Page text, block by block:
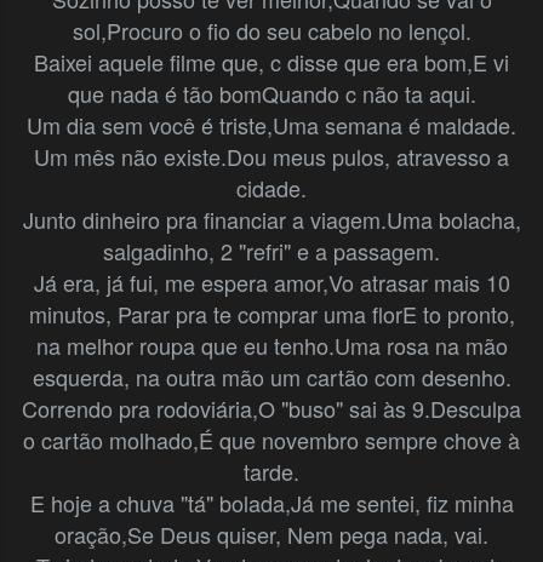
sol,Procuro o fio do seu cabelo no lençol.
Baixei aquele filme que, c disse que era bom,E vi
que nada é tão bomQuando c não ta aqui.
Um dia sem você é triste,Uma semana é maldade.
Um mês não existe.Dou meus pulos, atravesso a
cidade.
Junto dinheiro pra financiar a viagem.Uma bolacha,
salgadinho, 2 "refri" e a passagem.
Já era, já fui, me espera amor,Vo atrasar mais 10
minutos, Parar pra te comprar uma florE to pronto,
na melhor roupa que eu tenho.Uma rosa na mão
esquerda, na outra mão um cartão com desenho.
Correndo pra rodoviária,O "buso" sai às 9.Desculpa
o cartão molhado,É que novembro sempre chove à
tarde.
E hoje a chuva "tá" bolada,Já me sentei, fiz minha
oração,Se Deus quiser, Nem pega nada, vai.